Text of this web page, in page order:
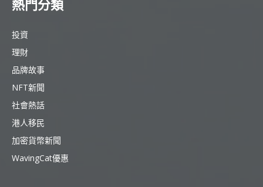
熱門分類
投資
理財
品牌故事
NFT新聞
社會熱話
港人移民
加密貨幣新聞
WavingCat優惠